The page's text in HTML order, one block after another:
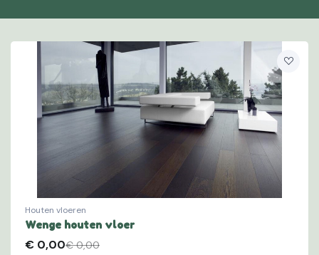
Houten vloeren
Wenge houten vloer
€ 0,00€ 0,00